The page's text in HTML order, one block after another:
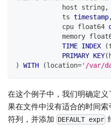
            host string
,
            ts
timestamp,
            cpu float64
memory
TIME INDEX (
PRIMARY KEY(
)
WITH (location='/var/
在这个例子中，我们明确定义
果在文件中没有适合的时间
符列，并添加 DEFAULT expr